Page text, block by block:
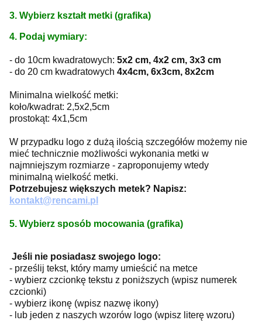
3. Wybierz kształt metki (grafika)
4. Podaj wymiary:
- do 10cm kwadratowych: 5x2 cm, 4x2 cm, 3x3 cm
- do 20 cm kwadratowych 4x4cm, 6x3cm, 8x2cm
Minimalna wielkość metki:
koło/kwadrat: 2,5x2,5cm
prostokąt: 4x1,5cm
W przypadku logo z dużą ilością szczegółów możemy nie
mieć technicznie możliwości wykonania metki w
najmniejszym rozmiarze - zaproponujemy wtedy
minimalną wielkość metki.
Potrzebujesz większych metek? Napisz:
kontakt@rencami.pl
5. Wybierz sposób mocowania (grafika)
Jeśli nie posiadasz swojego logo:
- prześlij tekst, który mamy umieścić na metce
- wybierz czcionkę tekstu z poniższych (wpisz numerek
czcionki)
- wybierz ikonę (wpisz nazwę ikony)
- lub jeden z naszych wzorów logo (wpisz literę wzoru)